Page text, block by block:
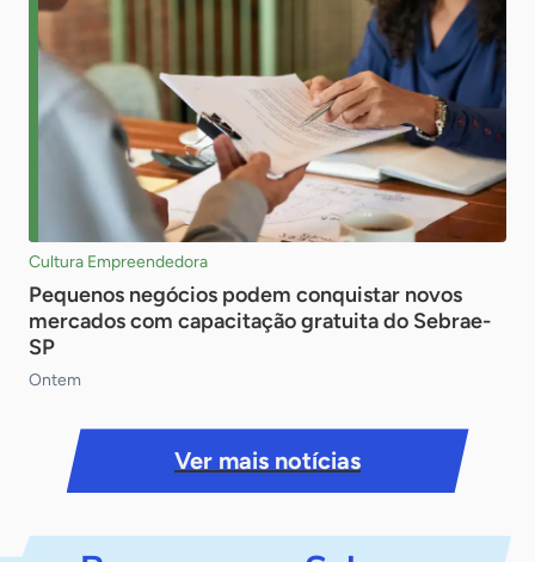
Cultura Empreendedora
Pequenos negócios podem conquistar novos
mercados com capacitação gratuita do Sebrae-
SP
Ontem
Ver mais notícias